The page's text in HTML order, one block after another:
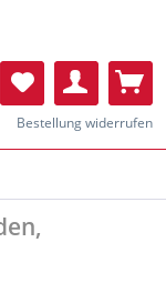
Bestellung widerrufen